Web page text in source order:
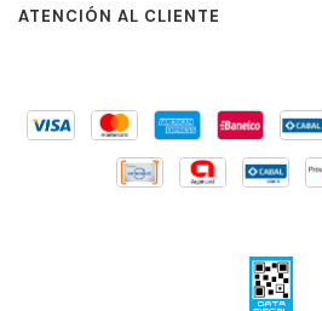
ATENCIÓN AL CLIENTE